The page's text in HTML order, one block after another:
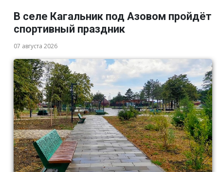
В селе Кагальник под Азовом пройдёт
спортивный праздник
07 августа 2026